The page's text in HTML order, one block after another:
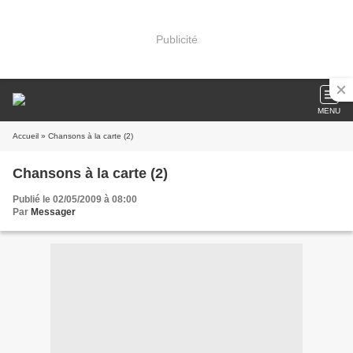
Publicité
MENU
Accueil » Chansons à la carte (2)
Chansons à la carte (2)
Publié le 02/05/2009 à 08:00
Par Messager